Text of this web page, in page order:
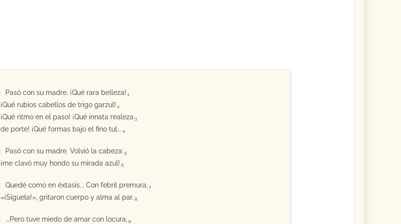
Pasó con su madre. ¡Qué rara belleza! 1
¡Qué rubios cabellos de trigo garzul! 2
¡Qué ritmo en el paso! ¡Qué innata realeza 3
de porte! ¡Qué formas bajo el fino tul... 4
Pasó con su madre. Volvió la cabeza: 5
¡me clavó muy hondo su mirada azul! 6
Quedé como en éxtasis... Con febril premura, 7
«¡Síguela!», gritaron cuerpo y alma al par. 8
...Pero tuve miedo de amar con locura, 9